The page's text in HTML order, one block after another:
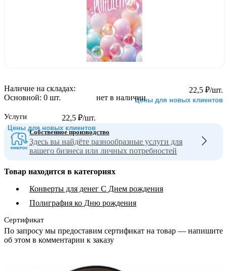
22,5 ₽/шт.
Цены для новых клиентов
нет в наличии
22,5 ₽/шт.
Цены для новых клиентов
Наличие на складах:
Основной: 0 шт.
Услуги
Собственное производство
Здесь вы найдёте разнообразные услуги для
вашего бизнеса или личных потребностей
Товар находится в категориях
Конверты для денег С Днем рождения
Полиграфия ко Дню рождения
Сертификат
По запросу мы предоставим сертификат на товар — напишите
об этом в комментарии к заказу